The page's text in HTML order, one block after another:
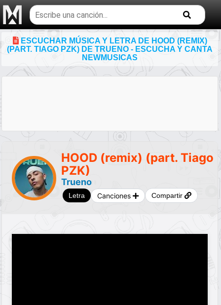
Buscar
temas
musicales
ESCUCHAR MÚSICA Y LETRA DE HOOD (REMIX)
(PART. TIAGO PZK) DE TRUENO - ESCUCHA Y CANTA
NEWMUSICAS
HOOD (remix) (part. Tiago
PZK)
Trueno
Letra Canciones Compartir